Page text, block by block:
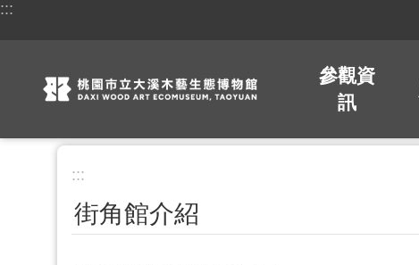
跳到主要內容區塊
:::
參觀資
訊
:::
街角館介紹